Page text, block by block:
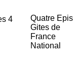
Quatre Epis
Gites de
France
National